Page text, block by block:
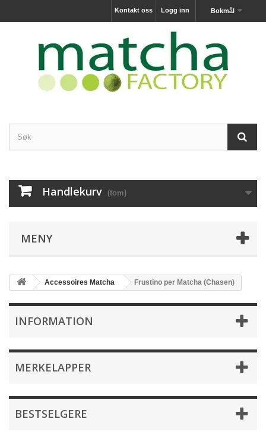
Bokmål
Logg inn
Kontakt oss
Handlekurv (tom)
MENY
Accessoires Matcha Frustino per Matcha (Chasen)
INFORMATION
MERKELAPPER
BESTSELGERE